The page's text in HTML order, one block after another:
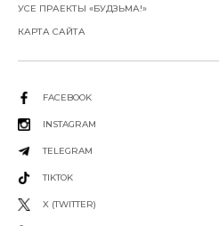
УСЕ ПРАЕКТЫ «БУДЗЬМА!»
КАРТА САЙТА
FACEBOOK
INSTAGRAM
TELEGRAM
TIKTOK
X (TWITTER)